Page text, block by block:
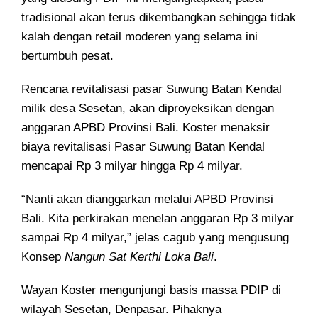
tradisional akan terus dikembangkan sehingga tidak
kalah dengan retail moderen yang selama ini
bertumbuh pesat.
Rencana revitalisasi pasar Suwung Batan Kendal
milik desa Sesetan, akan diproyeksikan dengan
anggaran APBD Provinsi Bali. Koster menaksir
biaya revitalisasi Pasar Suwung Batan Kendal
mencapai Rp 3 milyar hingga Rp 4 milyar.
“Nanti akan dianggarkan melalui APBD Provinsi
Bali. Kita perkirakan menelan anggaran Rp 3 milyar
sampai Rp 4 milyar,” jelas cagub yang mengusung
Konsep Nangun Sat Kerthi Loka Bali.
Wayan Koster mengunjungi basis massa PDIP di
wilayah Sesetan, Denpasar. Pihaknya